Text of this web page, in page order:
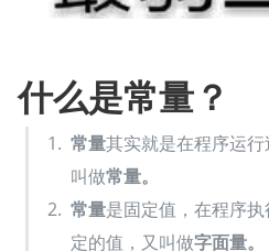
什么是常量？
常量其实就是在程序运
叫做常量。
常量是固定值，在程序
定的值，又叫做字面量。